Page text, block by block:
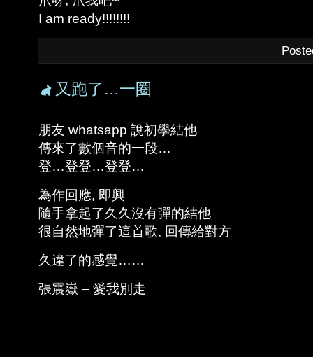
I am ready!!!!!!!!
又跑了…一圈
朋友 whatsapp 說初學結他
傳來了數個音的一段…
登…登登…登登…
為作回應, 即興
隨手拿起了久久沒有彈的結他
很自然地彈了這首歌, 回傳給對方
久違了的感覺……
張震嶽 – 愛我別走